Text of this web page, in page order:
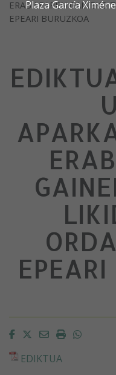
Plaza García
ERABILEAREN GAINEKO
EPEARI BURUZKOA
Facebook
Twitter
EmailImprimir
EDIKTUA